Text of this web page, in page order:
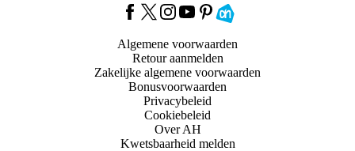
Algemene voorwaarden
Retour aanmelden
Zakelijke algemene voorwaarden
Bonusvoorwaarden
Privacybeleid
Cookiebeleid
Over AH
Kwetsbaarheid melden